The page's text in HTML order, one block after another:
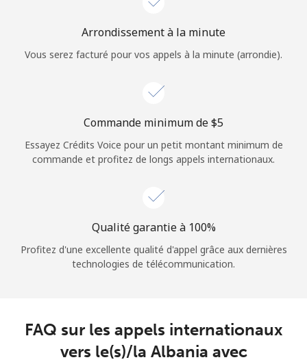
Rappel du mot de passe →
Continue avec
Arrondissement à la minute
Vous serez facturé pour vos appels à la minute (arrondie).
Commande minimum de ⁦$5⁩
Essayez Crédits Voice pour un petit montant minimum de
commande et profitez de longs appels internationaux.
Qualité garantie à 100%
Profitez d'une excellente qualité d'appel grâce aux dernières
technologies de télécommunication.
FAQ sur les appels internationaux
vers le(s)/la Albania avec